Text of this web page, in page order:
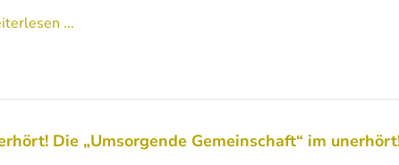
...
Die „Umsorgende Gemeinschaft“ im